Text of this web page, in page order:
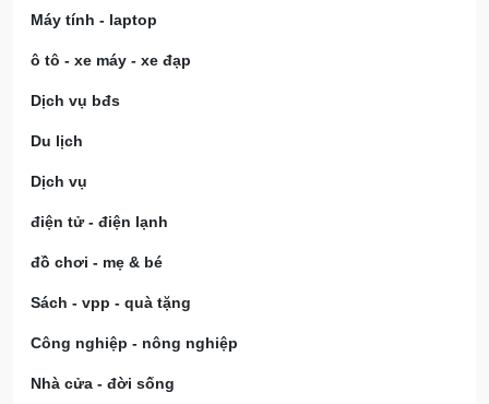
Máy tính - laptop
ô tô - xe máy - xe đạp
Dịch vụ bđs
Du lịch
Dịch vụ
điện tử - điện lạnh
đồ chơi - mẹ & bé
Sách - vpp - quà tặng
Công nghiệp - nông nghiệp
Nhà cửa - đời sống